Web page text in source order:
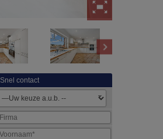
Snel contact